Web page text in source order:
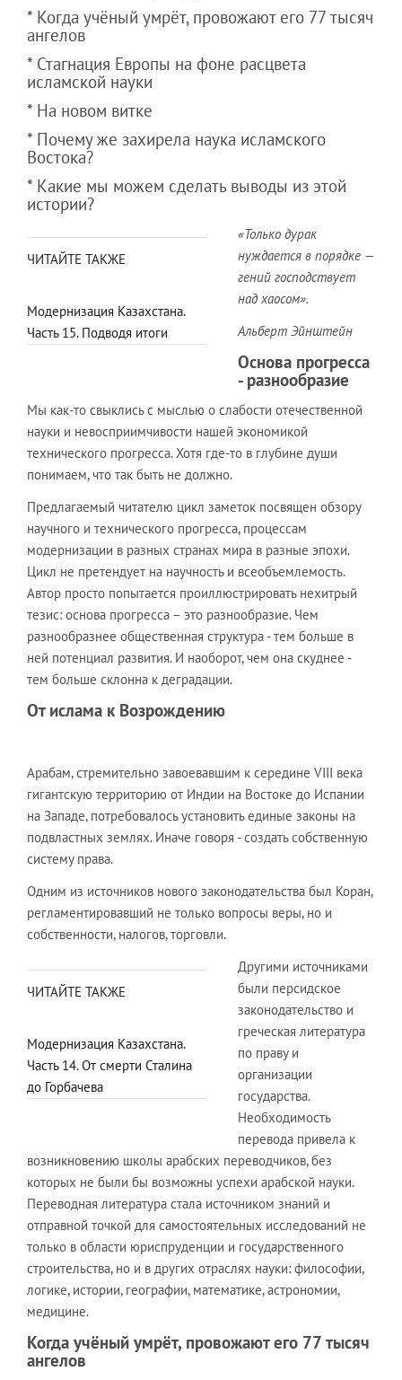
* Когда учёный умрёт, провожают его 77 тысяч
ангелов
* Стагнация Европы на фоне расцвета
исламской науки
* На новом витке
* Почему же захирела наука исламского
Востока?
* Какие мы можем сделать выводы из этой
истории?
ЧИТАЙТЕ ТАКЖЕ
Модернизация Казахстана.
Часть 15. Подводя итоги
«Только дурак
нуждается в порядке —
гений господствует
над хаосом».
Альберт Эйнштейн
Основа прогресса
- разнообразие
Мы как-то свыклись с мыслью о слабости отечественной
науки и невосприимчивости нашей экономикой
технического прогресса. Хотя где-то в глубине души
понимаем, что так быть не должно.
Предлагаемый читателю цикл заметок посвящен обзору
научного и технического прогресса, процессам
модернизации в разных странах мира в разные эпохи.
Цикл не претендует на научность и всеобъемлемость.
Автор просто попытается проиллюстрировать нехитрый
тезис: основа прогресса – это разнообразие. Чем
разнообразнее общественная структура - тем больше в
ней потенциал развития. И наоборот, чем она скуднее -
тем больше склонна к деградации.
От ислама к Возрождению
Арабам, стремительно завоевавшим к середине VIII века
гигантскую территорию от Индии на Востоке до Испании
на Западе, потребовалось установить единые законы на
подвластных землях. Иначе говоря - создать собственную
систему права.
Одним из источников нового законодательства был Коран,
регламентировавший не только вопросы веры, но и
собственности, налогов, торговли.
ЧИТАЙТЕ ТАКЖЕ
Модернизация Казахстана.
Часть 14. От смерти Сталина
до Горбачева
Другими источниками
были персидское
законодательство и
греческая литература
по праву и
организации
государства.
Необходимость
перевода привела к
возникновению школы арабских переводчиков, без
которых не были бы возможны успехи арабской науки.
Переводная литература стала источником знаний и
отправной точкой для самостоятельных исследований не
только в области юриспруденции и государственного
строительства, но и в других отраслях науки: философии,
логике, истории, географии, математике, астрономии,
медицине.
Когда учёный умрёт, провожают его 77 тысяч
ангелов